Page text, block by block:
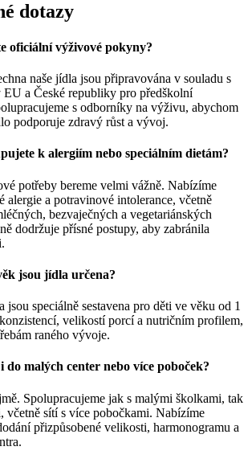
dotazy
oficiální výživové pokyny?
naše jídla jsou připravována v souladu s
a České republiky pro předškolní
s odborníky na výživu, abychom
podporuje zdravý růst a vývoj.
k alergiím nebo speciálním dietám?
potřeby bereme velmi vážně. Nabízíme
alergie a potravinové intolerance, včetně
bezvaječných a vegetariánských
dodržuje přísné postupy, aby zabránila
jsou jídla určena?
speciálně sestavena pro děti ve věku od 1
velikostí porcí a nutričním profilem,
raného vývoje.
do malých center nebo více poboček?
Spolupracujeme jak s malými školkami, tak
včetně sítí s více pobočkami. Nabízíme
přizpůsobené velikosti, harmonogramu a